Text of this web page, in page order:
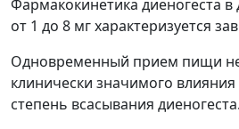
Фармакокинетика диеногеста
от 1 до 8 мг характеризуется
Одновременный прием пищи
клинически значимого влияния
степень всасывания диеногеста.